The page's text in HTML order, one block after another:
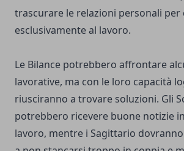
trascurare le relazioni personali per
esclusivamente al lavoro.
Le Bilance potrebbero affrontare
lavorative, ma con le loro capacità
riusciranno a trovare soluzioni. Gli
potrebbero ricevere buone notizie
lavoro, mentre i Sagittario